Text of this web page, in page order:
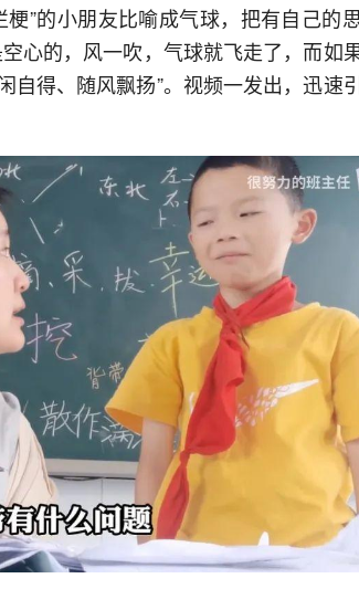
”的小朋友比喻成气球，把有自己的
心的，风一吹，气球就飞走了，而如
自得、随风飘扬”。视频一发出，迅速